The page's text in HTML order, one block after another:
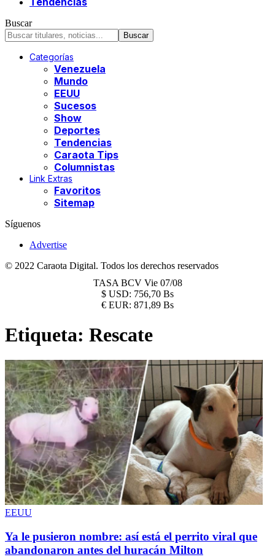
Buscar
Categorías
Venezuela
Mundo
EEUU
Sucesos
Show
Deportes
Tendencias
Caraota Tips
Columnistas
Link Extras
Favoritos
Sitemap
Síguenos
Advertise
© 2022 Caraota Digital. Todos los derechos reservados
TASA BCV Vie 07/08
$ USD: 756,70 Bs
€ EUR: 871,89 Bs
Etiqueta: Rescate
EEUU
Ya le pusieron nombre: así está el perrito viral que
abandonaron antes del huracán Milton